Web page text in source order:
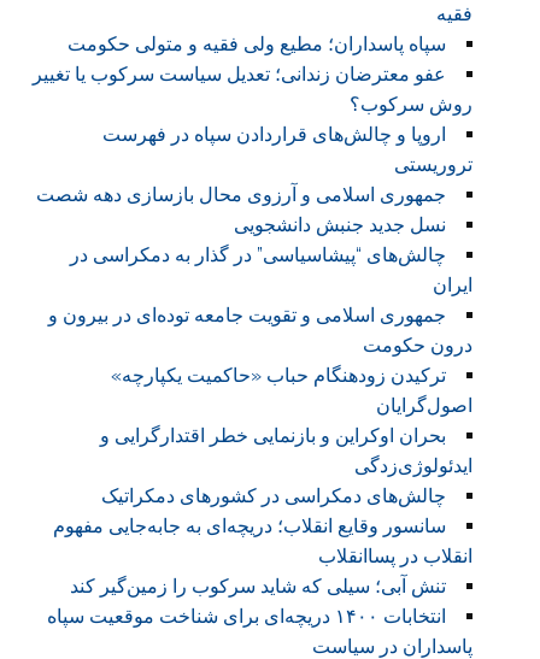
فقیه
سپاه پاسداران؛ مطیع ولی فقیه و متولی حکومت
عفو معترضان زندانی؛ تعدیل سیاست سرکوب یا تغییر
روش سرکوب؟
اروپا و چالش‌های قراردادن سپاه در فهرست
تروریستی
جمهوری اسلامی و آرزوی محال بازسازی دهه شصت
نسل جدید جنبش دانشجویی
چالش‌های “پیشا‌سیاسی” در گذار به دمکراسی در
ایران
جمهوری اسلامی و تقویت جامعه توده‌ای در بیرون و
درون حکومت
ترکیدن زودهنگام حباب «حاکمیت یکپارچه»
اصول‌گرایان
بحران اوکراین و بازنمایی خطر اقتدارگرایی و
ایدئولوژی‌زدگی
چالش‌های دمکراسی در کشورهای دمکراتیک
سانسور وقایع انقلاب؛ دریچه‌ای به جابه‌جایی مفهوم
انقلاب در پساانقلاب
تنش آبی؛ سیلی که شاید سرکوب را زمین‌گیر ‌کند
انتخابات ۱۴۰۰ دریچه‌ای برای شناخت موقعیت سپاه
پاسداران در سیاست